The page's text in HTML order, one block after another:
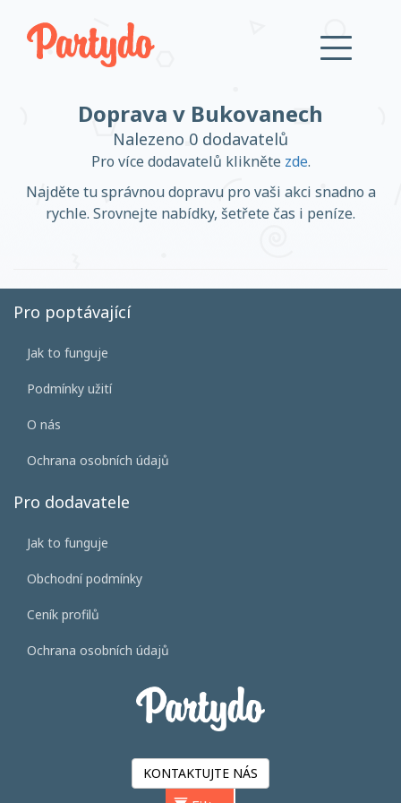
Založit účet
Přihlásit se
Založit účet
Doprava v Bukovanech
Nalezeno 0 dodavatelů
Pro více dodavatelů klikněte zde.
Najděte tu správnou dopravu pro vaši akci snadno a
rychle. Srovnejte nabídky, šetřete čas i peníze.
Pro poptávající
Jak to funguje
Podmínky užití
O nás
Ochrana osobních údajů
Pro dodavatele
Jak to funguje
Obchodní podmínky
Ceník profilů
Ochrana osobních údajů
KONTAKTUJTE NÁS